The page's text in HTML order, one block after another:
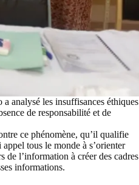
analysé les insuffisances éthiques
de responsabilité et de
ce phénomène, qu’il qualifie
tous le monde à s’orienter
de l’information à créer des cadres
informations.